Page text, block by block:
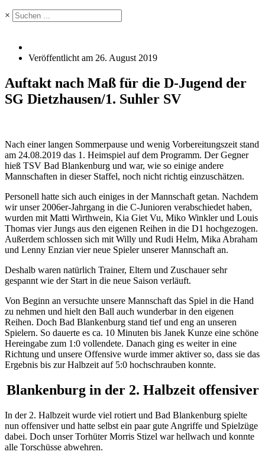
×
Veröffentlicht am 26. August 2019
Auftakt nach Maß für die D-Jugend der
SG Dietzhausen/1. Suhler SV
Nach einer langen Sommerpause und wenig Vorbereitungszeit stand
am 24.08.2019 das 1. Heimspiel auf dem Programm. Der Gegner
hieß TSV Bad Blankenburg und war, wie so einige andere
Mannschaften in dieser Staffel, noch nicht richtig einzuschätzen.
Personell hatte sich auch einiges in der Mannschaft getan. Nachdem
wir unser 2006er-Jahrgang in die C-Junioren verabschiedet haben,
wurden mit Matti Wirthwein, Kia Giet Vu, Miko Winkler und Louis
Thomas vier Jungs aus den eigenen Reihen in die D1 hochgezogen.
Außerdem schlossen sich mit Willy und Rudi Helm, Mika Abraham
und Lenny Enzian vier neue Spieler unserer Mannschaft an.
Deshalb waren natürlich Trainer, Eltern und Zuschauer sehr
gespannt wie der Start in die neue Saison verläuft.
Von Beginn an versuchte unsere Mannschaft das Spiel in die Hand
zu nehmen und hielt den Ball auch wunderbar in den eigenen
Reihen. Doch Bad Blankenburg stand tief und eng an unseren
Spielern. So dauerte es ca. 10 Minuten bis Janek Kunze eine schöne
Hereingabe zum 1:0 vollendete. Danach ging es weiter in eine
Richtung und unsere Offensive wurde immer aktiver so, dass sie das
Ergebnis bis zur Halbzeit auf 5:0 hochschrauben konnte.
Blankenburg in der 2. Halbzeit offensiver
In der 2. Halbzeit wurde viel rotiert und Bad Blankenburg spielte
nun offensiver und hatte selbst ein paar gute Angriffe und Spielzüge
dabei. Doch unser Torhüter Morris Stizel war hellwach und konnte
alle Torschüsse abwehren.